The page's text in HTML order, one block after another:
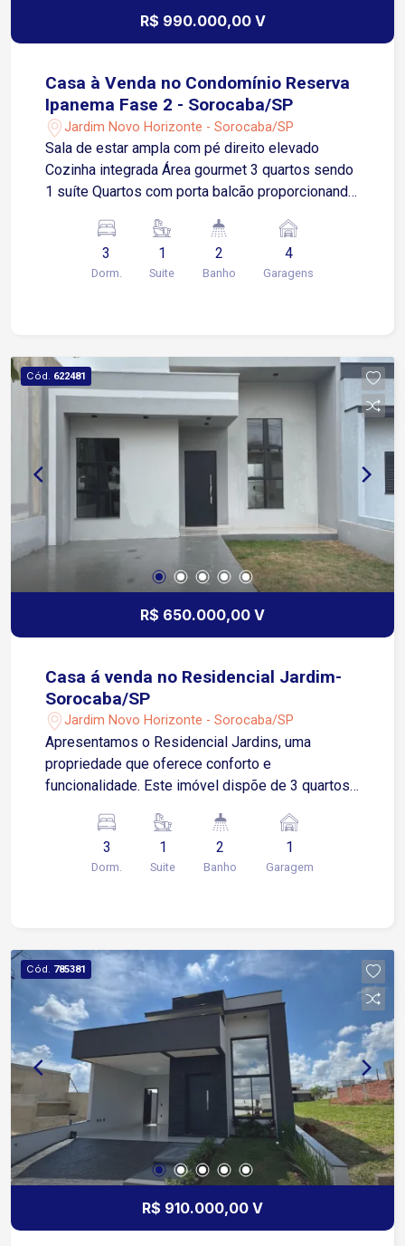
R$ 990.000,00 V
Casa à Venda no Condomínio Reserva
Ipanema Fase 2 - Sorocaba/SP
Jardim Novo Horizonte - Sorocaba/SP
Sala de estar ampla com pé direito elevado
Cozinha integrada Área gourmet 3 quartos sendo
1 suíte Quartos com porta balcão proporcionando
social Banheiros com box Instalação preparada
para ar-condicionado Piscina privativa
Jardinagem Área de serviço 4 vagas de garagem,
região em constante valorização de Sorocaba,
com fácil acesso e praticidade para o dia a dia. A
poucos minutos da Avenida Ipanema, próximo a
comércios, supermercados, escolas, farmácias e
diversos serviços essenciais. Fácil acesso à
Rodovia Presidente Castello Branco, facilitando
deslocamentos para outras regiões da cidade e
cidades vizinhas. O condomínio oferece
segurança 24 horas, portaria controlada e
infraestrutura completa de lazer para toda a
família, com piscinas, churrasqueiras, salão de
festas, lago, quiosques, playground e quadras
esportivas de futebol, vôlei e areia
3
Dorm.
1
Suite
2
Banho
4
Garagens
Cód. 622481
R$ 650.000,00 V
Casa á venda no Residencial Jardim-
Sorocaba/SP
Jardim Novo Horizonte - Sorocaba/SP
Apresentamos o Residencial Jardins, uma
propriedade que oferece conforto e
funcionalidade. Este imóvel dispõe de 3 quartos,
ainda com sala de estar e cozinha, projetados
para otimizar o espaço e a vivência diária.
3
Dorm.
1
Suite
2
Banho
1
Garagem
Cód. 785381
R$ 910.000,00 V